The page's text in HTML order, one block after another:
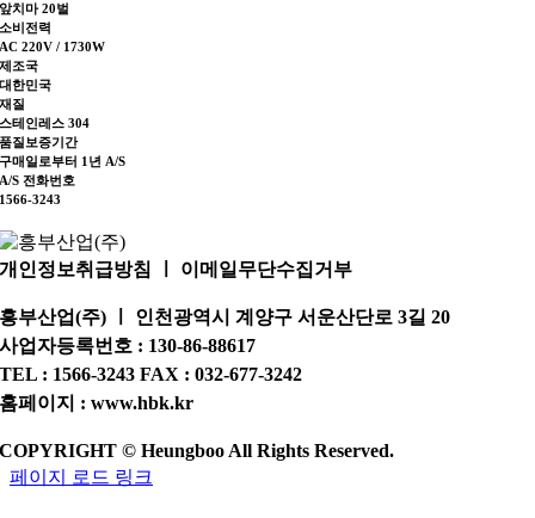
앞치마 20벌
소비전력
AC 220V / 1730W
제조국
대한민국
재질
스테인레스 304
품질보증기간
구매일로부터 1년 A/S
A/S 전화번호
1566-3243
개인정보취급방침 ㅣ 이메일무단수집거부
흥부산업(주) ㅣ 인천광역시 계양구 서운산단로 3길 20
사업자등록번호 : 130-86-88617
TEL : 1566-3243 FAX : 032-677-3242
홈페이지 : www.hbk.kr
COPYRIGHT © Heungboo All Rights Reserved.
페이지 로드 링크